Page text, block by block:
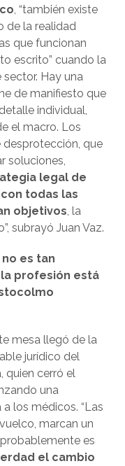
, “también existe
de la realidad
que funcionan
escrito” cuando la
Hay una
de manifiesto que
individual,
el macro. Los
desprotección, que
soluciones,
legal de
todas las
objetivos , la
subrayó Juan Vaz.
es tan
profesión está
mesa llegó de la
jurídico del
quien cerró el
una
a los médicos. “Las
marcan un
es
el cambio